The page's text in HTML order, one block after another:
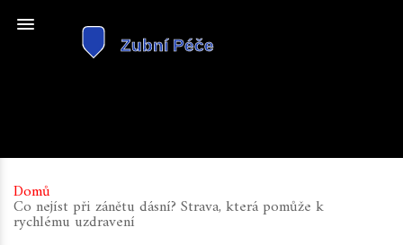
Domů
Co nejíst při zánětu dásní? Strava, která pomůže k
rychlému uzdravení